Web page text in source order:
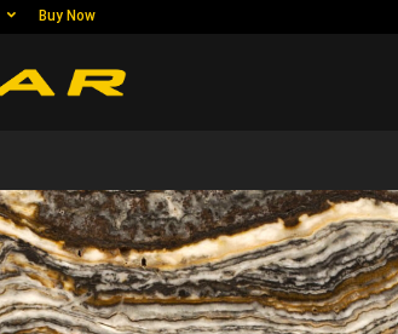
Buy Now
,